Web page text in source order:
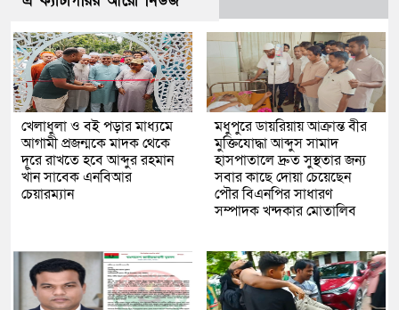
খেলাধুলা ও বই পড়ার মাধ্যমে
আগামী প্রজন্মকে মাদক থেকে
দূরে রাখতে হবে আব্দুর রহমান
খাঁন সাবেক এনবিআর
চেয়ারম্যান
মধুপুরে ডায়রিয়ায় আক্রান্ত বীর
মুক্তিযোদ্ধা আব্দুস সামাদ
হাসপাতালে দ্রুত সুস্থতার জন্য
সবার কাছে দোয়া চেয়েছেন
পৌর বিএনপির সাধারণ
সম্পাদক খন্দকার মোতালিব